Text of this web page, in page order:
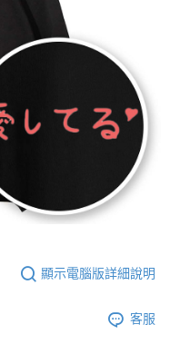
顯示電腦版詳細說明
客服